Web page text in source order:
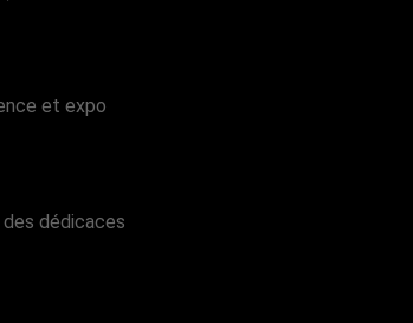
et expo
des dédicaces